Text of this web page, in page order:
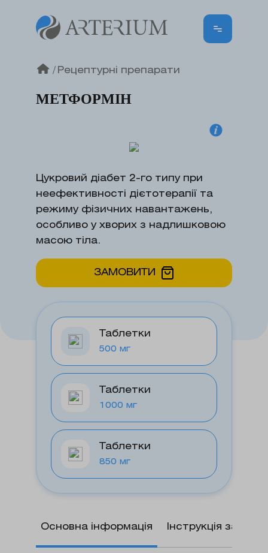
/ Рецептурні препарати
МЕТФОРМІН
Цукровий діабет 2-го типу при
неефективності дієтотерапії та
режиму фізичних навантажень,
особливо у хворих з надлишковою
масою тіла.
ЗАМОВИТИ
Таблетки
500 мг
Таблетки
1000 мг
Таблетки
850 мг
Основна інформація Інструкція